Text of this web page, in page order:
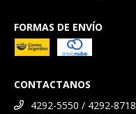
FORMAS DE ENVÍO
CONTACTANOS
4292-5550 / 4292-8718